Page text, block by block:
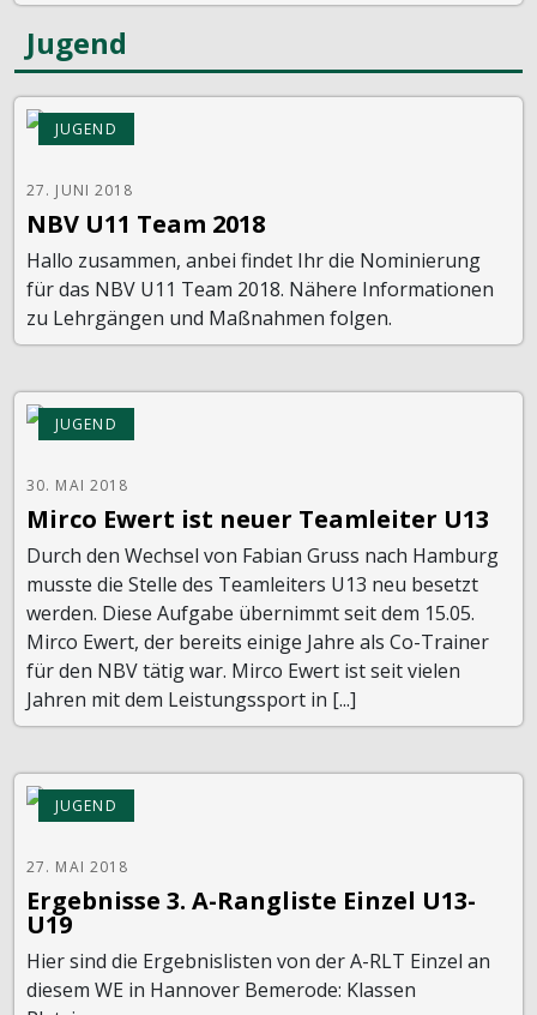
Jugend
JUGEND
27. JUNI 2018
NBV U11 Team 2018
Hallo zusammen, anbei findet Ihr die Nominierung
für das NBV U11 Team 2018. Nähere Informationen
zu Lehrgängen und Maßnahmen folgen.
JUGEND
30. MAI 2018
Mirco Ewert ist neuer Teamleiter U13
Durch den Wechsel von Fabian Gruss nach Hamburg
musste die Stelle des Teamleiters U13 neu besetzt
werden. Diese Aufgabe übernimmt seit dem 15.05.
Mirco Ewert, der bereits einige Jahre als Co-Trainer
für den NBV tätig war. Mirco Ewert ist seit vielen
Jahren mit dem Leistungssport in [...]
JUGEND
27. MAI 2018
Ergebnisse 3. A-Rangliste Einzel U13-
U19
Hier sind die Ergebnislisten von der A-RLT Einzel an
diesem WE in Hannover Bemerode: Klassen